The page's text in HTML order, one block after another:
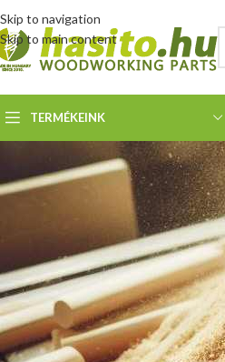
Skip to navigation
Skip to main content
TERMÉKEINK
Pécsről kaptuk az alábbi videót: